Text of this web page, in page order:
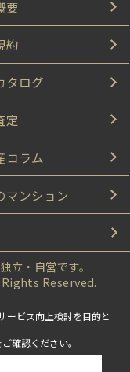
要
約
タログ
定
コラム
マンション
立・自営です。
Reserved.
ービス向上検討を目的と
ご確認ください。